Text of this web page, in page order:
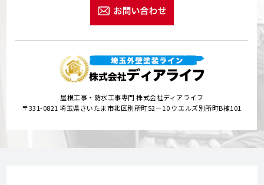
屋根工事・防水工事専門 株式会社ディアライフ
〒331-0821 埼玉県さいたま市北区別所町52－10 ウエルズ別所町B棟101